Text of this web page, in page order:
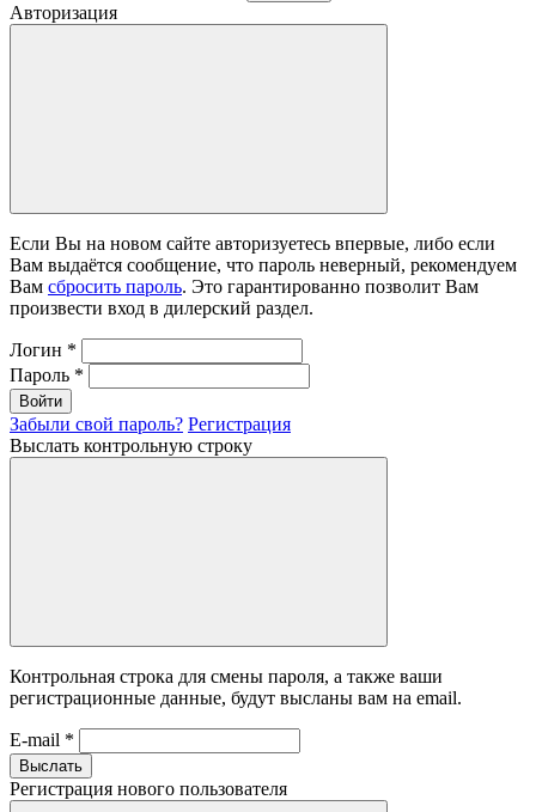
Авторизация
Если Вы на новом сайте авторизуетесь впервые, либо если
Вам выдаётся сообщение, что пароль неверный, рекомендуем
Вам сбросить пароль. Это гарантированно позволит Вам
произвести вход в дилерский раздел.
Логин *
Пароль *
Войти
Забыли свой пароль? Регистрация
Выслать контрольную строку
Контрольная строка для смены пароля, а также ваши
регистрационные данные, будут высланы вам на email.
E-mail *
Выслать
Регистрация нового пользователя